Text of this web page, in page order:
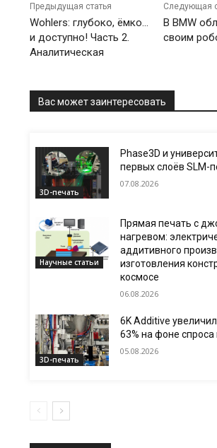
Предыдущая статья
Wohlers: глубоко, ёмко…
и доступно! Часть 2.
Аналитическая
Следующая
В BMW
своим
Вас может заинтересовать
3D-печать
Phase3D и
первых слоёв SLM-
07.08.2026
Научные статьи
Прямая печать с
нагревом:
аддитивного
изготовления
космосе
06.08.2026
3D-печать
6K Additive
63% на фоне
05.08.2026